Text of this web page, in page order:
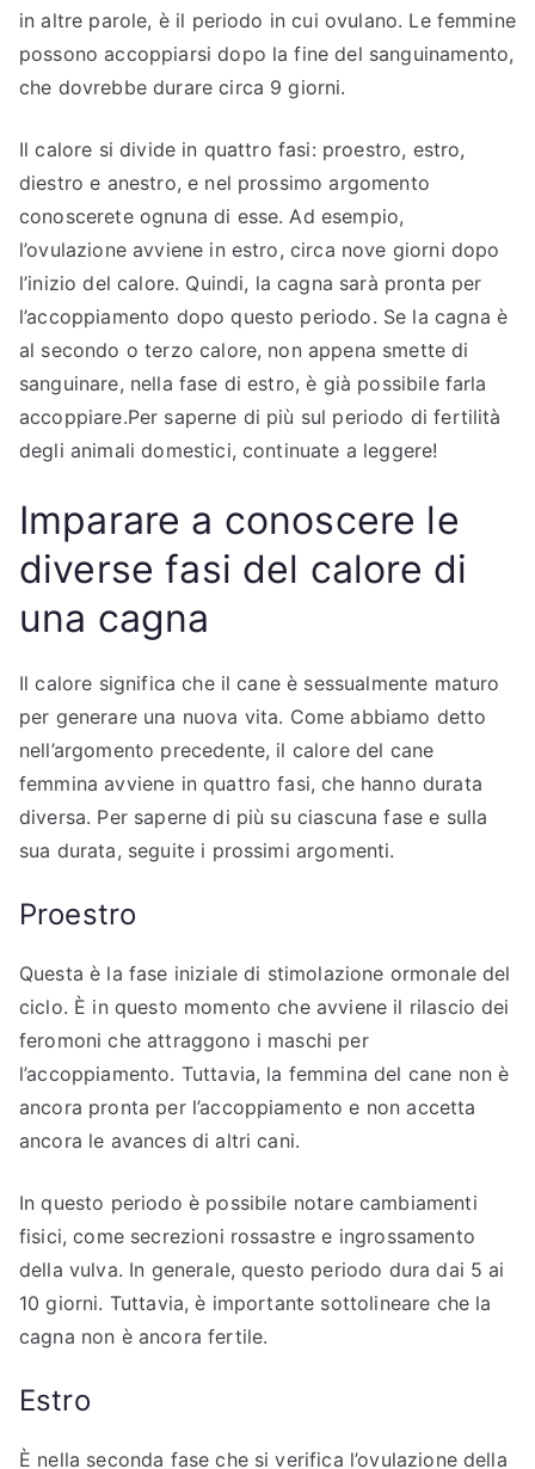
in altre parole, è il periodo in cui ovulano. Le femmine
possono accoppiarsi dopo la fine del sanguinamento,
che dovrebbe durare circa 9 giorni.
Il calore si divide in quattro fasi: proestro, estro,
diestro e anestro, e nel prossimo argomento
conoscerete ognuna di esse. Ad esempio,
l’ovulazione avviene in estro, circa nove giorni dopo
l’inizio del calore. Quindi, la cagna sarà pronta per
l’accoppiamento dopo questo periodo. Se la cagna è
al secondo o terzo calore, non appena smette di
sanguinare, nella fase di estro, è già possibile farla
accoppiare.Per saperne di più sul periodo di fertilità
degli animali domestici, continuate a leggere!
Imparare a conoscere le
diverse fasi del calore di
una cagna
Il calore significa che il cane è sessualmente maturo
per generare una nuova vita. Come abbiamo detto
nell’argomento precedente, il calore del cane
femmina avviene in quattro fasi, che hanno durata
diversa. Per saperne di più su ciascuna fase e sulla
sua durata, seguite i prossimi argomenti.
Proestro
Questa è la fase iniziale di stimolazione ormonale del
ciclo. È in questo momento che avviene il rilascio dei
feromoni che attraggono i maschi per
l’accoppiamento. Tuttavia, la femmina del cane non è
ancora pronta per l’accoppiamento e non accetta
ancora le avances di altri cani.
In questo periodo è possibile notare cambiamenti
fisici, come secrezioni rossastre e ingrossamento
della vulva. In generale, questo periodo dura dai 5 ai
10 giorni. Tuttavia, è importante sottolineare che la
cagna non è ancora fertile.
Estro
È nella seconda fase che si verifica l’ovulazione della